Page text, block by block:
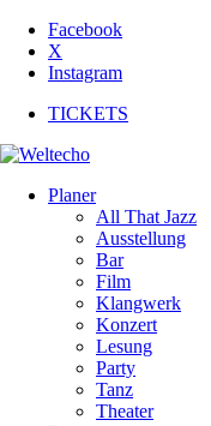
Facebook
X
Instagram
TICKETS
Planer
All That Jazz
Ausstellung
Bar
Film
Klangwerk
Konzert
Lesung
Party
Tanz
Theater